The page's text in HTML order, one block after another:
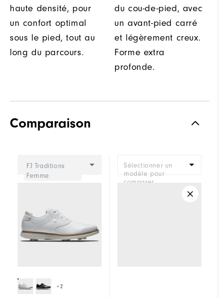
haute densité, pour
un confort optimal
sous le pied, tout au
long du parcours.
du cou-de-pied, avec
un avant-pied carré
et légèrement creux.
Forme extra
profonde.
Comparaison
FJ Traditions
Femme
+2
Sélectionner un
modèle pour
comparer.